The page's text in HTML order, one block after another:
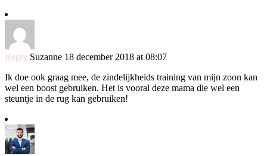
Reply Suzanne 18 december 2018 at 08:07
Ik doe ook graag mee, de zindelijkheids training van mijn zoon kan
wel een boost gebruiken. Het is vooral deze mama die wel een
steuntje in de rug kan gebruiken!